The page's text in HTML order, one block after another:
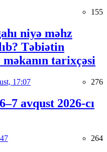
155
niyə məhz
Təbiətin
tarixçəsi
17:07 276
avqust 2026-cı
264